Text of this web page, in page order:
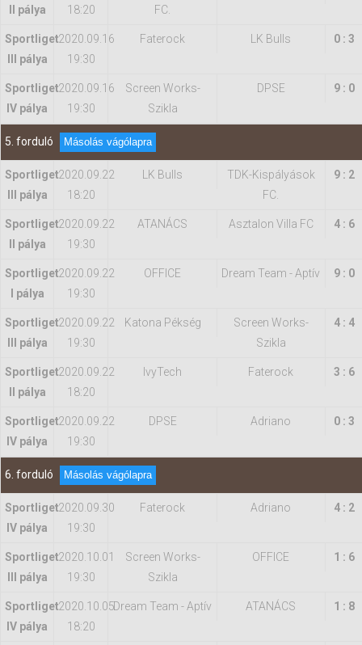
II pálya
18:20
FC.
Sportliget
III pálya
2020.09.16
19:30
Faterock LK Bulls 0 : 3
Sportliget
IV pálya
2020.09.16
19:30
Screen Works-
Szikla
DPSE 9 : 0
5. forduló Másolás vágólapra
Sportliget
III pálya
2020.09.22
18:20
LK Bulls
TDK-Kispályások
FC.
9 : 2
Sportliget
II pálya
2020.09.22
19:30
ATANÁCS Asztalon Villa FC 4 : 6
Sportliget
I pálya
2020.09.22
19:30
OFFICE Dream Team - Aptív 9 : 0
Sportliget
III pálya
2020.09.22
19:30
Katona Pékség
Screen Works-
Szikla
4 : 4
Sportliget
II pálya
2020.09.22
18:20
IvyTech Faterock 3 : 6
Sportliget
IV pálya
2020.09.22
19:30
DPSE Adriano 0 : 3
6. forduló Másolás vágólapra
Sportliget
IV pálya
2020.09.30
19:30
Faterock Adriano 4 : 2
Sportliget
III pálya
2020.10.01
19:30
Screen Works-
Szikla
OFFICE 1 : 6
Sportliget
IV pálya
2020.10.05
18:20
Dream Team - Aptív ATANÁCS 1 : 8